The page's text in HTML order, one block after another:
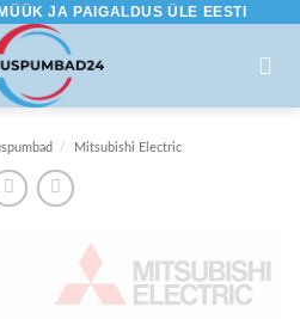
JA PAIGALDUS ÜLE EESTI
/ Mitsubishi Electric